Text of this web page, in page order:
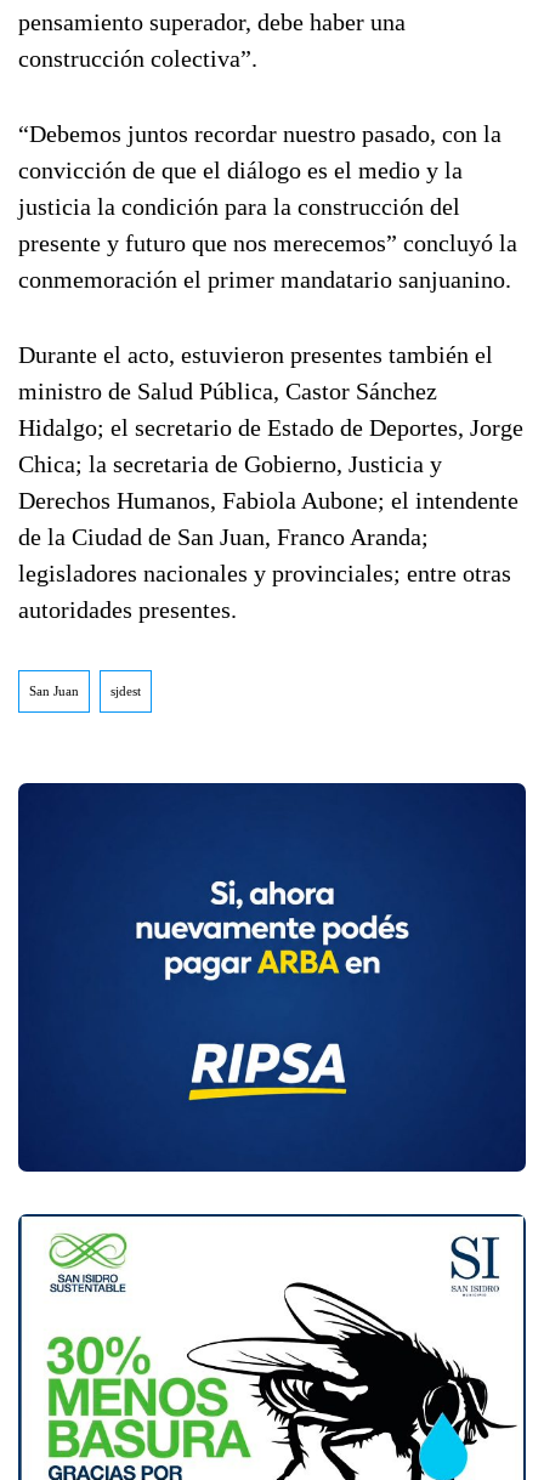
pensamiento superador, debe haber una
construcción colectiva”.
“Debemos juntos recordar nuestro pasado, con la
convicción de que el diálogo es el medio y la
justicia la condición para la construcción del
presente y futuro que nos merecemos” concluyó la
conmemoración el primer mandatario sanjuanino.
Durante el acto, estuvieron presentes también el
ministro de Salud Pública, Castor Sánchez
Hidalgo; el secretario de Estado de Deportes, Jorge
Chica; la secretaria de Gobierno, Justicia y
Derechos Humanos, Fabiola Aubone; el intendente
de la Ciudad de San Juan, Franco Aranda;
legisladores nacionales y provinciales; entre otras
autoridades presentes.
San Juan sjdest